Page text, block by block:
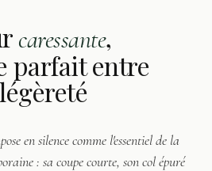
caressante,
parfait entre
en silence comme l'essentiel de la
: sa coupe courte, son col épuré